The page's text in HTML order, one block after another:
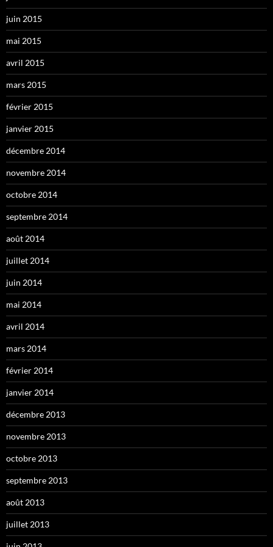
juin 2015
mai 2015
avril 2015
mars 2015
février 2015
janvier 2015
décembre 2014
novembre 2014
octobre 2014
septembre 2014
août 2014
juillet 2014
juin 2014
mai 2014
avril 2014
mars 2014
février 2014
janvier 2014
décembre 2013
novembre 2013
octobre 2013
septembre 2013
août 2013
juillet 2013